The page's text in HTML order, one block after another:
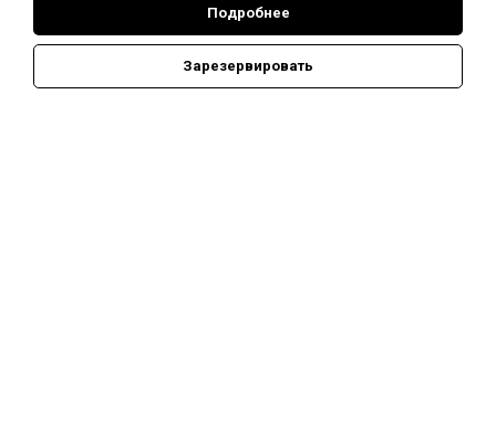
Подробнее
Зарезервировать